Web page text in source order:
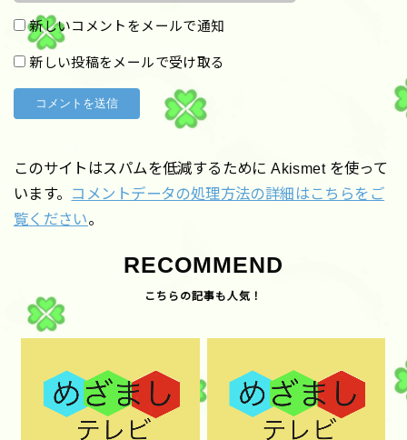
新しいコメントをメールで通知
新しい投稿をメールで受け取る
このサイトはスパムを低減するために Akismet を使って
います。 コメントデータの処理方法の詳細はこちらをご
覧ください。
RECOMMEND